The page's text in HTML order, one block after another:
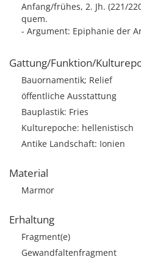
Anfang/frühes, 2. Jh. (221/
quem.
- Argument: Epiphanie der
Gattung/Funktion/
Bauornamentik; Relief
öffentliche Ausstattung
Bauplastik: Fries
Kulturepoche: hellenistisch
Antike Landschaft: Ionien
Material
Marmor
Erhaltung
Fragment(e)
Gewandfaltenfragment